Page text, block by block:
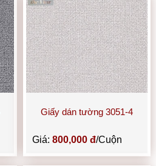
Giấy dán tường 3051-4
Giá: 800,000 đ/Cuộn